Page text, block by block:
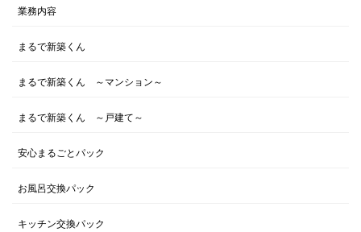
業務内容
まるで新築くん
まるで新築くん ～マンション～
まるで新築くん ～戸建て～
安心まるごとパック
お風呂交換パック
キッチン交換パック